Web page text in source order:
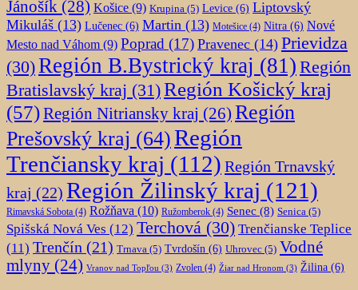
Jánošík (28) Košice (9) Krupina (5) Levice (6) Liptovský
Mikuláš (13) Lučenec (6) Martin (13) Motešice (4) Nitra (6) Nové
Mesto nad Váhom (9) Poprad (17) Pravenec (14) Prievidza
(30)Región B.Bystrický kraj (81) Región
Bratislavský kraj (31)Región Košický kraj
(57)Región Nitriansky kraj (26) Región
Prešovský kraj (64)Región
Trenčiansky kraj (112) Región Trnavský
kraj (22) Región Žilinský kraj (121)
Rimavská Sobota (4) Rožňava (10) Ružomberok (4) Senec (8) Senica (5)
Spišská Nová Ves (12) Terchová (30) Trenčianske Teplice
(11) Trenčín (21) Trnava (5) Tvrdošín (6) Uhrovec (5) Vodné
mlyny (24) Vranov nad Topľou (3) Zvolen (4) Žiar nad Hronom (3) Žilina (6)